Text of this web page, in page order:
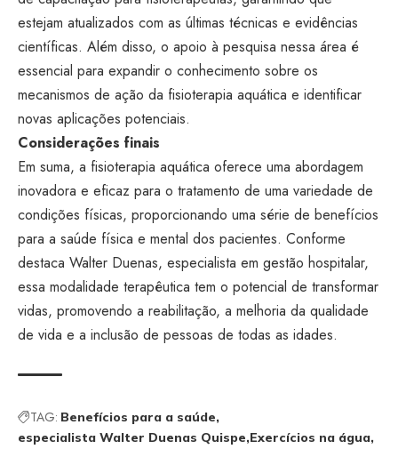
estejam atualizados com as últimas técnicas e evidências
científicas. Além disso, o apoio à pesquisa nessa área é
essencial para expandir o conhecimento sobre os
mecanismos de ação da fisioterapia aquática e identificar
novas aplicações potenciais.
Considerações finais
Em suma, a fisioterapia aquática oferece uma abordagem
inovadora e eficaz para o tratamento de uma variedade de
condições físicas, proporcionando uma série de benefícios
para a saúde física e mental dos pacientes. Conforme
destaca Walter Duenas, especialista em gestão hospitalar,
essa modalidade terapêutica tem o potencial de transformar
vidas, promovendo a reabilitação, a melhoria da qualidade
de vida e a inclusão de pessoas de todas as idades.
TAG: Benefícios para a saúde
especialista Walter Duenas Quispe Exercícios na água